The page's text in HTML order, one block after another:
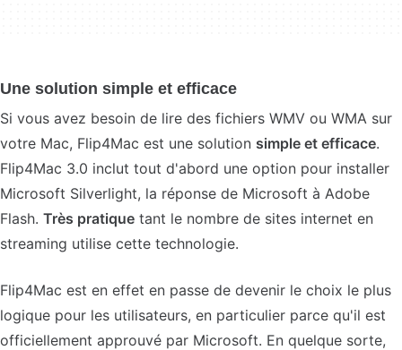
Une solution simple et efficace
Si vous avez besoin de lire des fichiers WMV ou WMA sur
votre Mac, Flip4Mac est une solution simple et efficace.
Flip4Mac 3.0 inclut tout d'abord une option pour installer
Microsoft Silverlight, la réponse de Microsoft à Adobe
Flash. Très pratique tant le nombre de sites internet en
streaming utilise cette technologie.
Flip4Mac est en effet en passe de devenir le choix le plus
logique pour les utilisateurs, en particulier parce qu'il est
officiellement approuvé par Microsoft. En quelque sorte,